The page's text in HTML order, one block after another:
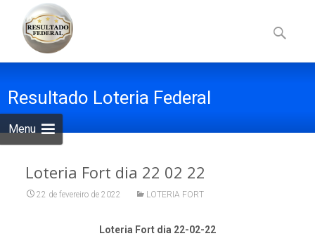
Menu
to
content
por:
Resultado Loteria Federal
Loteria Fort dia 22 02 22
22 de fevereiro de 2022 LOTERIA FORT
Loteria Fort dia 22-02-22